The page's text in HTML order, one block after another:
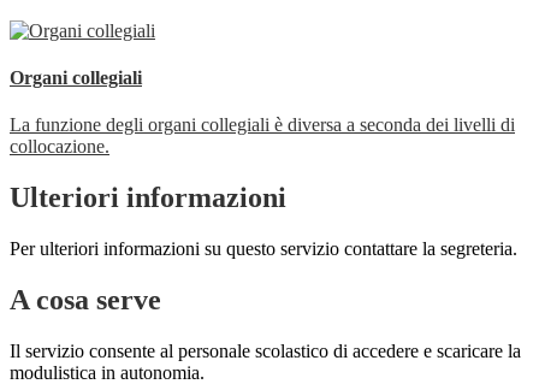
Organi collegiali
La funzione degli organi collegiali è diversa a seconda dei livelli di
collocazione.
Ulteriori informazioni
Per ulteriori informazioni su questo servizio contattare la segreteria.
A cosa serve
Il servizio consente al personale scolastico di accedere e scaricare la
modulistica in autonomia.